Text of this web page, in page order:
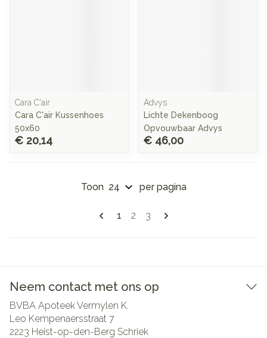
Cara C'air
Cara C'air Kussenhoes
50x60
€ 20,14
Advys
Lichte Dekenboog
Opvouwbaar Advys
€ 46,00
Pagina's
U lees momenteel pagina
1 Pagina
2 Pagina
3
Toon per pagina
Neem contact met ons op
BVBA Apoteek Vermylen K.
Leo Kempenaersstraat 7
2223 Heist-op-den-Berg Schriek